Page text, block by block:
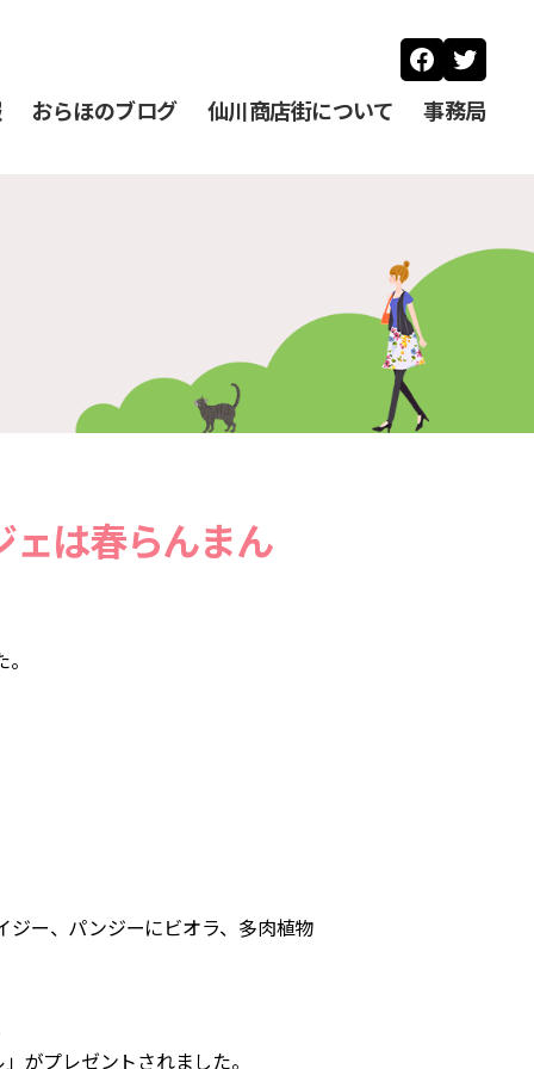
おらほのブログ 仙川商店街について 事務局
ェは春らんまん
ジー、パンジーにビオラ、多肉植物
がプレゼントされました。